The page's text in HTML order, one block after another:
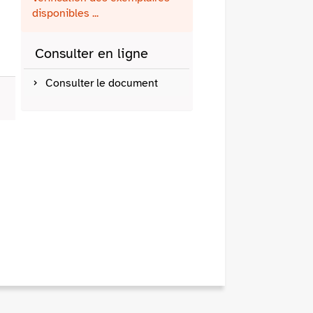
disponibles ...
Consulter en ligne
Consulter le document